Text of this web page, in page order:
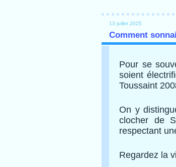
13 juillet 2025
Comment
Pour se
soient
Toussaint
On y
clocher de
respectant
Regardez la